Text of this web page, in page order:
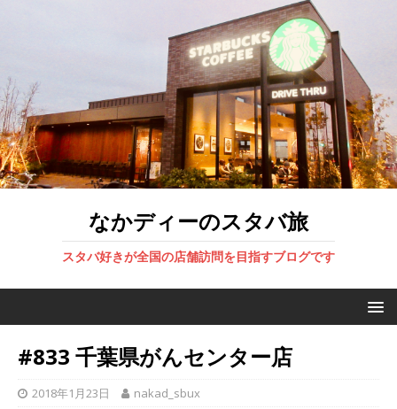
なかディーのスタバ旅
スタバ好きが全国の店舗訪問を目指すブログです
#833 千葉県がんセンター店
2018年1月23日 nakad_sbux